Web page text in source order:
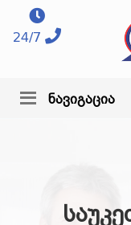
24/7
ნავიგაცია